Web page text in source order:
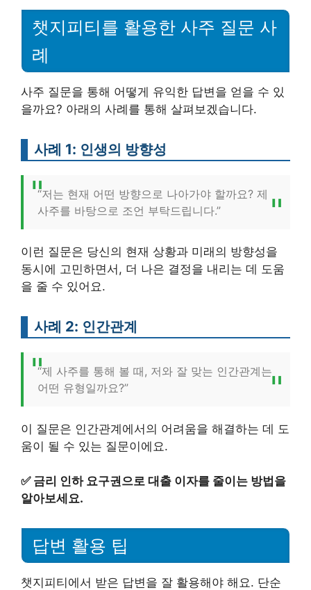
챗지피티를 활용한 사주 질문 사
례
사주 질문을 통해 어떻게 유익한 답변을 얻을 수 있
을까요? 아래의 사례를 통해 살펴보겠습니다.
사례 1: 인생의 방향성
“저는 현재 어떤 방향으로 나아가야 할까요? 제
사주를 바탕으로 조언 부탁드립니다.”
이런 질문은 당신의 현재 상황과 미래의 방향성을
동시에 고민하면서, 더 나은 결정을 내리는 데 도움
을 줄 수 있어요.
사례 2: 인간관계
“제 사주를 통해 볼 때, 저와 잘 맞는 인간관계는
어떤 유형일까요?”
이 질문은 인간관계에서의 어려움을 해결하는 데 도
움이 될 수 있는 질문이에요.
✅ 금리 인하 요구권으로 대출 이자를 줄이는 방법을
알아보세요.
답변 활용 팁
챗지피티에서 받은 답변을 잘 활용해야 해요. 단순